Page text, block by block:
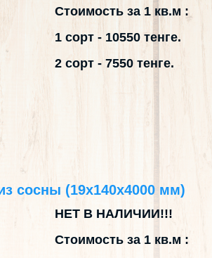
Стоимость за 1 кв.м :
1 сорт - 10550 тенге.
2 сорт - 7550 тенге.
сосны (19x140x4000 мм)
НЕТ В НАЛИЧИИ!!!
Стоимость за 1 кв.м :